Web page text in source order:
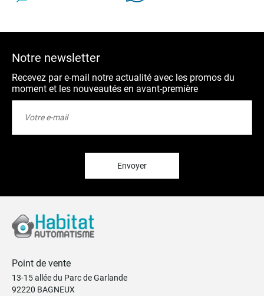
Notre newsletter
Recevez par e-mail notre actualité avec les promos du
moment et les nouveautés en avant-première
Envoyer
Point de vente
13-15 allée du Parc de Garlande
92220 BAGNEUX